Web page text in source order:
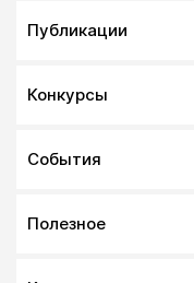
Публикации
Конкурсы
События
Полезное